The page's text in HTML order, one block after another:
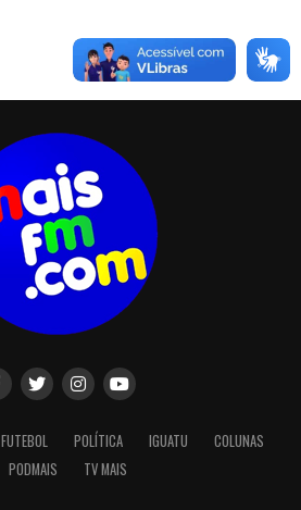
FUTEBOL POLÍTICA IGUATU
COLUNAS
PODMAIS
TV MAIS